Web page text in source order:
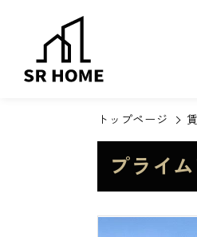
トップページ
プライ